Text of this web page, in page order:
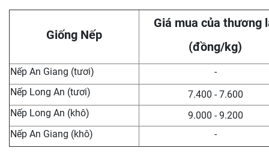
Giống Nếp
Giá mua của thương
(đồng/kg)
Nếp An Giang (tươi)
-
Nếp Long An (tươi)
7.400 - 7.600
Nếp Long An (khô)
9.000 - 9.200
Nếp An Giang (khô)
-